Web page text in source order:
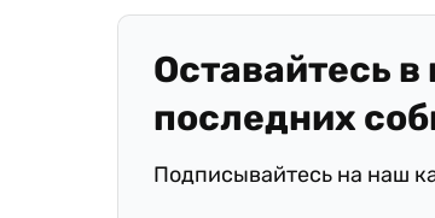
Оставайтесь в
последних
Подписывайтесь на наш